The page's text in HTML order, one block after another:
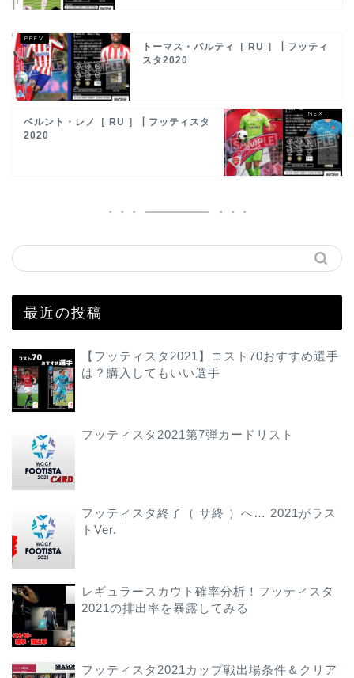
トーマス・パルティ［ RU ］┃フッティ
スタ2020
ベルント・レノ［ RU ］┃フッティスタ
2020
最近の投稿
【フッティスタ2021】コスト70おすすめ選手
は？購入してもいい選手
フッティスタ2021第7弾カードリスト
フッティスタ終了（ サ終 ）へ… 2021がラス
トVer.
レギュラースカウト確率分析！フッティスタ
2021の排出率を暴露してみる
フッティスタ2021カップ戦出場条件＆クリア